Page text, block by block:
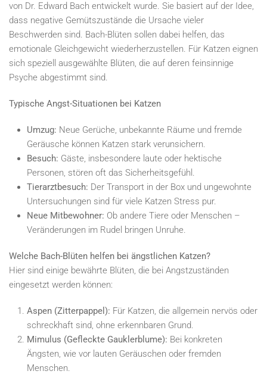
von Dr. Edward Bach entwickelt wurde. Sie basiert auf der Idee,
dass negative Gemütszustände die Ursache vieler
Beschwerden sind. Bach-Blüten sollen dabei helfen, das
emotionale Gleichgewicht wiederherzustellen. Für Katzen eignen
sich speziell ausgewählte Blüten, die auf deren feinsinnige
Psyche abgestimmt sind.
Typische Angst-Situationen bei Katzen
Umzug: Neue Gerüche, unbekannte Räume und fremde
Geräusche können Katzen stark verunsichern.
Besuch: Gäste, insbesondere laute oder hektische
Personen, stören oft das Sicherheitsgefühl.
Tierarztbesuch: Der Transport in der Box und ungewohnte
Untersuchungen sind für viele Katzen Stress pur.
Neue Mitbewohner: Ob andere Tiere oder Menschen –
Veränderungen im Rudel bringen Unruhe.
Welche Bach-Blüten helfen bei ängstlichen Katzen?
Hier sind einige bewährte Blüten, die bei Angstzuständen
eingesetzt werden können:
Aspen (Zitterpappel): Für Katzen, die allgemein nervös oder
schreckhaft sind, ohne erkennbaren Grund.
Mimulus (Gefleckte Gauklerblume): Bei konkreten
Ängsten, wie vor lauten Geräuschen oder fremden
Menschen.